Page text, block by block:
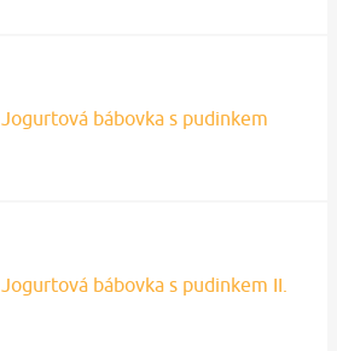
Jogurtová bábovka s pudinkem
Jogurtová bábovka s pudinkem II.